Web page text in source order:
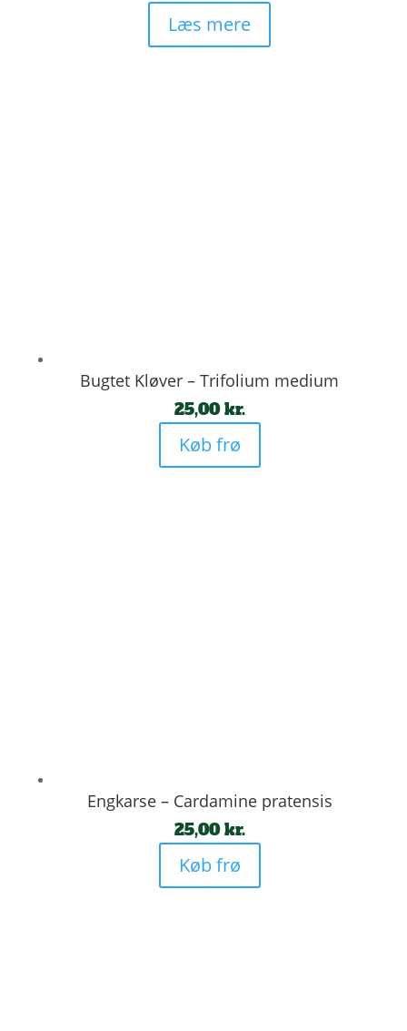
Læs mere
Bugtet Kløver – Trifolium medium
25,00kr.
Køb frø
Engkarse – Cardamine pratensis
25,00kr.
Køb frø